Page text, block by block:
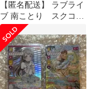
【匿名配送】 ラブライ
ブ 南ことり スクコ
レ カード ウエディ
ング HR